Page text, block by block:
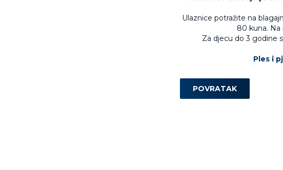
Ulaznice potražite na
80 kuna. Na
Za djecu do 3 godine
Ples i
POVRATAK